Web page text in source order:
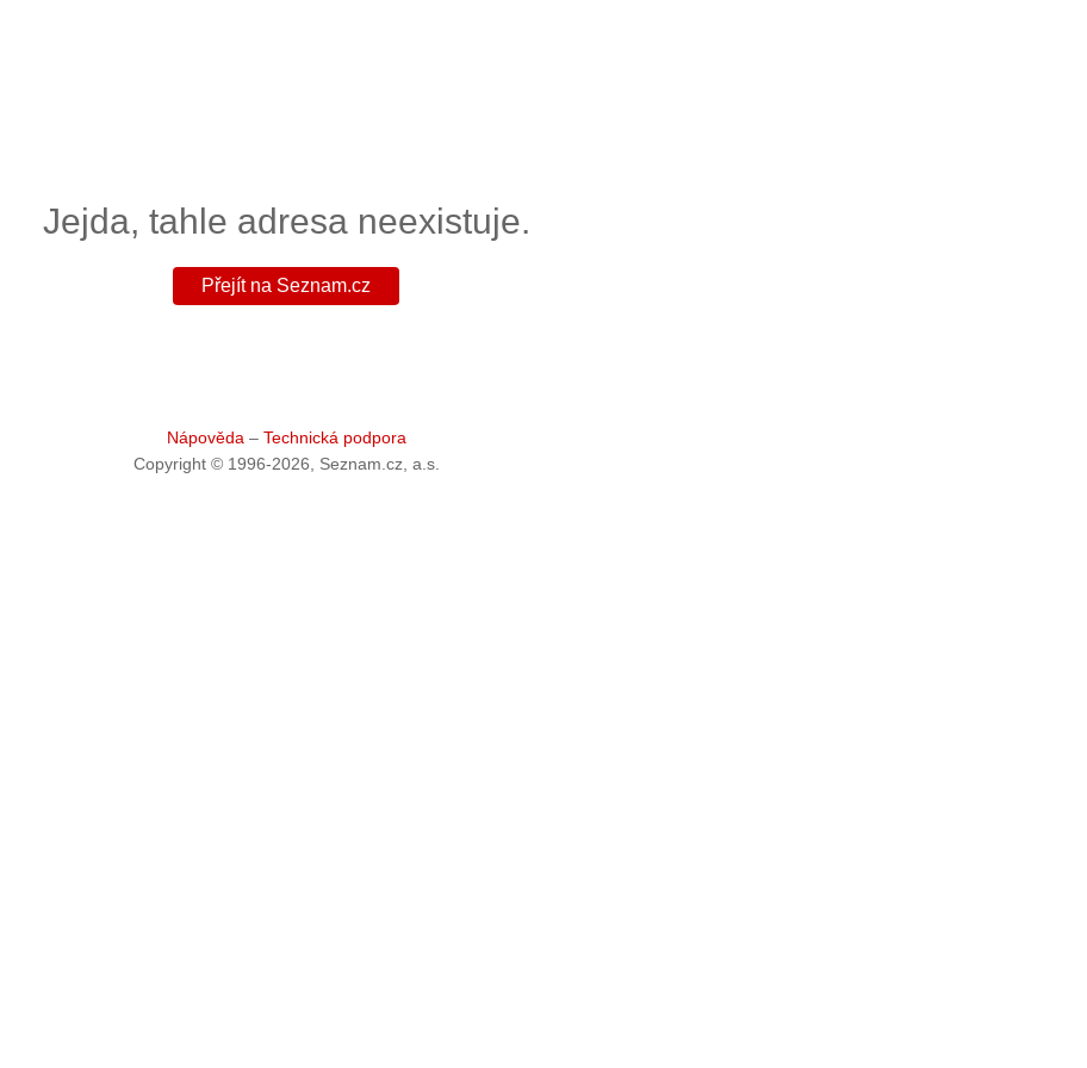
Jejda, tahle adresa neexistuje.
Přejít na Seznam.cz
Nápověda
Technická podpora
Copyright © 1996-2026 , Seznam.cz, a.s.